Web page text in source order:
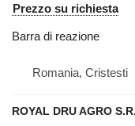
Prezzo su richiesta
Barra di reazione
Romania, Cristesti
ROYAL DRU AGRO